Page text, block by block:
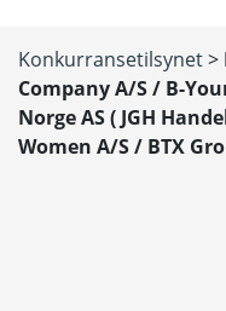
Konkurransetilsynet>
Company A/S / B-
Norge AS ( JGH
Women A/S / BTX